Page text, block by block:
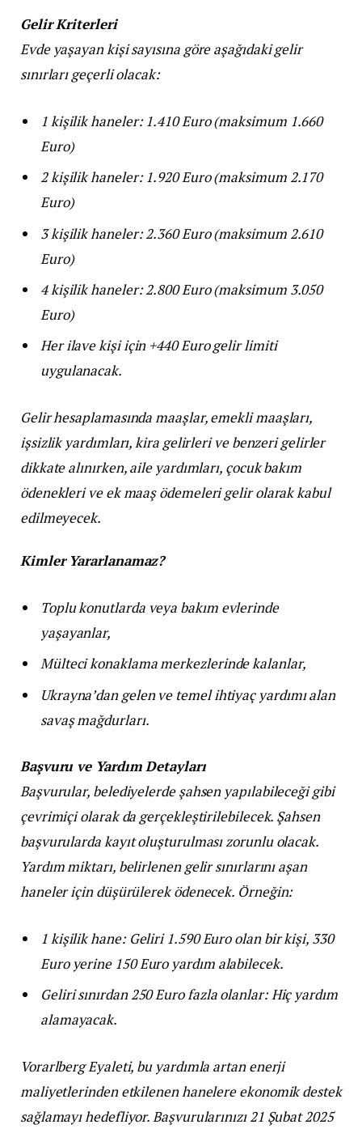
Gelir Kriterleri
Evde yaşayan kişi sayısına göre aşağıdaki gelir
sınırları geçerli olacak:
1 kişilik haneler: 1.410 Euro (maksimum 1.660
Euro)
2 kişilik haneler: 1.920 Euro (maksimum 2.170
Euro)
3 kişilik haneler: 2.360 Euro (maksimum 2.610
Euro)
4 kişilik haneler: 2.800 Euro (maksimum 3.050
Euro)
Her ilave kişi için +440 Euro gelir limiti
uygulanacak.
Gelir hesaplamasında maaşlar, emekli maaşları,
işsizlik yardımları, kira gelirleri ve benzeri gelirler
dikkate alınırken, aile yardımları, çocuk bakım
ödenekleri ve ek maaş ödemeleri gelir olarak kabul
edilmeyecek.
Kimler Yararlanamaz?
Toplu konutlarda veya bakım evlerinde
yaşayanlar,
Mülteci konaklama merkezlerinde kalanlar,
Ukrayna’dan gelen ve temel ihtiyaç yardımı alan
savaş mağdurları.
Başvuru ve Yardım Detayları
Başvurular, belediyelerde şahsen yapılabileceği gibi
çevrimiçi olarak da gerçekleştirilebilecek. Şahsen
başvurularda kayıt oluşturulması zorunlu olacak.
Yardım miktarı, belirlenen gelir sınırlarını aşan
haneler için düşürülerek ödenecek. Örneğin:
1 kişilik hane: Geliri 1.590 Euro olan bir kişi, 330
Euro yerine 150 Euro yardım alabilecek.
Geliri sınırdan 250 Euro fazla olanlar: Hiç yardım
alamayacak.
Vorarlberg Eyaleti, bu yardımla artan enerji
maliyetlerinden etkilenen hanelere ekonomik destek
sağlamayı hedefliyor. Başvurularınızı 21 Şubat 2025